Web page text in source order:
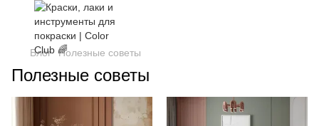
Блог Полезные советы
Полезные советы